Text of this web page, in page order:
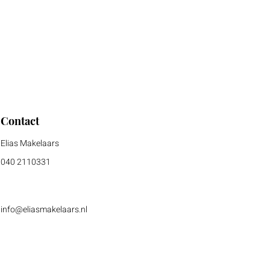
Contact
Elias Makelaars
040 2110331
info@eliasmakelaars.nl